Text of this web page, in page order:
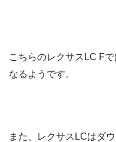
こちらのレクサスLC F
なるようです。
また、レクサスLCはダ